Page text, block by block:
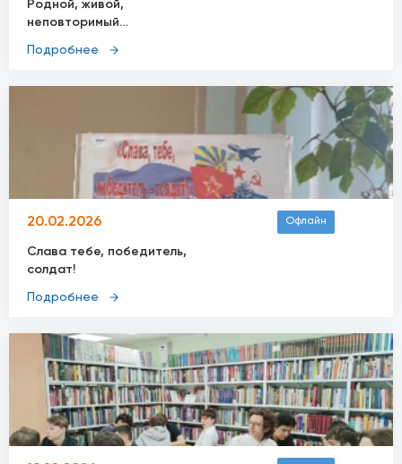
Родной, живой,
неповторимый…
Подробнее
20.02.2026 Офлайн
Слава тебе, победитель,
солдат!
Подробнее